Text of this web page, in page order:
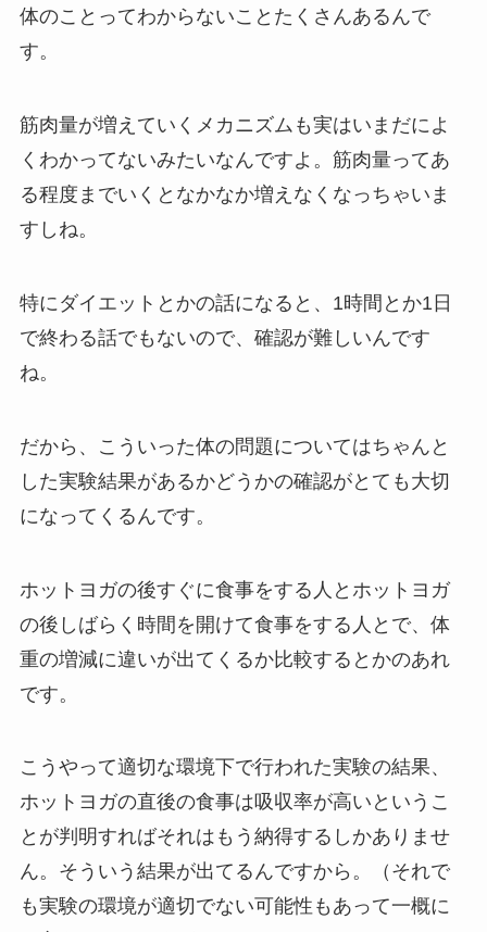
体のことってわからないことたくさんあるんで
す。
筋肉量が増えていくメカニズムも実はいまだによ
くわかってないみたいなんですよ。筋肉量ってあ
る程度までいくとなかなか増えなくなっちゃいま
すしね。
特にダイエットとかの話になると、1時間とか1日
で終わる話でもないので、確認が難しいんです
ね。
だから、こういった体の問題についてはちゃんと
した実験結果があるかどうかの確認がとても大切
になってくるんです。
ホットヨガの後すぐに食事をする人とホットヨガ
の後しばらく時間を開けて食事をする人とで、体
重の増減に違いが出てくるか比較するとかのあれ
です。
こうやって適切な環境下で行われた実験の結果、
ホットヨガの直後の食事は吸収率が高いというこ
とが判明すればそれはもう納得するしかありませ
ん。そういう結果が出てるんですから。（それで
も実験の環境が適切でない可能性もあって一概に